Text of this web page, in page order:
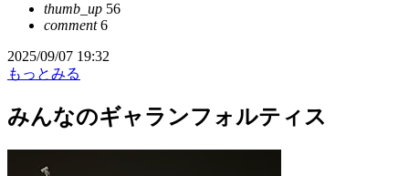
thumb_up 56
comment6
2025/09/07 19:32
もっとみる
みんなのギャランフォルティス